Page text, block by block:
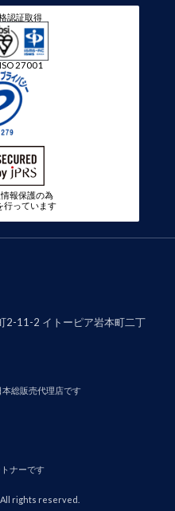
認証取得
27001
報保護の為
行っています
2-11-2 イトーピア岩本町二丁
本総販売代理店です
ナーです
All rights reserved.